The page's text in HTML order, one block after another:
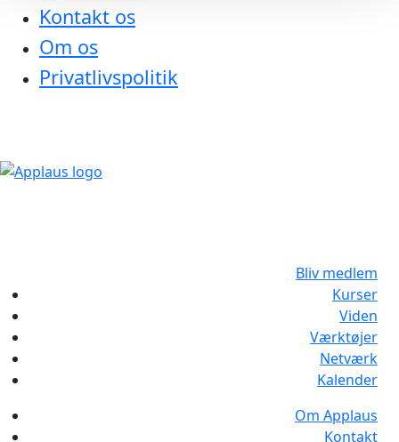
Kontakt os
Om os
Privatlivspolitik
Bliv medlem
Kurser
Viden
Værktøjer
Netværk
Kalender
Om Applaus
Kontakt